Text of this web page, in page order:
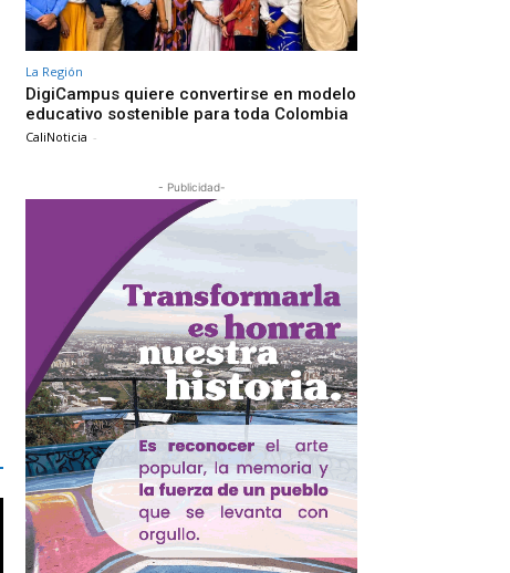
La Región
DigiCampus quiere convertirse en modelo
educativo sostenible para toda Colombia
CaliNoticia -
- Publicidad-